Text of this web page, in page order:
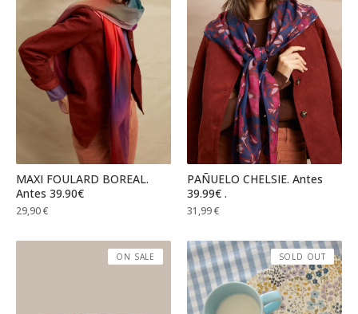
MAXI FOULARD BOREAL.
Antes 39.90€
29,90€
PAÑUELO CHELSIE. Antes
39.99€ .
31,99€
ON SALE SOLD OUT